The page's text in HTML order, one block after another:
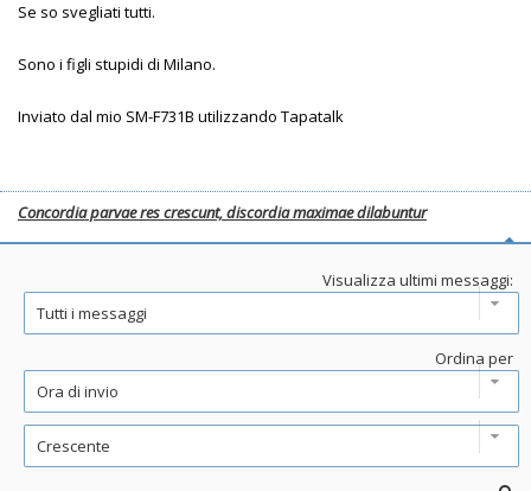
Se so svegliati tutti.
Sono i figli stupidi di Milano.
Inviato dal mio SM-F731B utilizzando Tapatalk
Concordia parvae res crescunt, discordia maximae dilabuntur
Visualizza ultimi messaggi:
Ordina per